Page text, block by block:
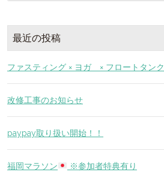
最近の投稿
ファスティング × ヨガ × フロートタンク
改修工事のお知らせ
paypay取り扱い開始！！
福岡マラソン ※参加者特典有り